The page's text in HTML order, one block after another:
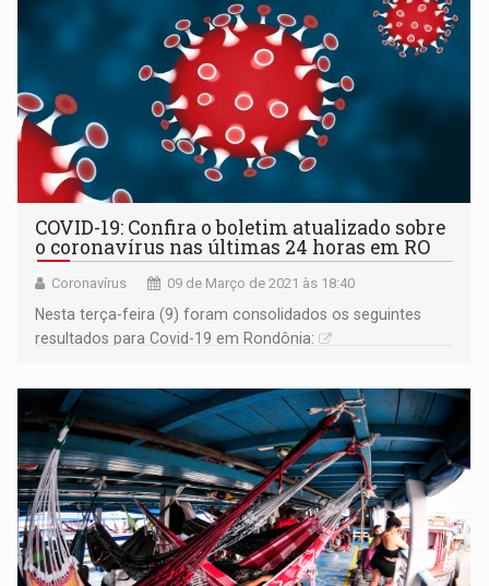
COVID-19: Confira o boletim atualizado sobre
o coronavírus nas últimas 24 horas em RO
Coronavírus 09 de Março de 2021 às 18:40
Nesta terça-feira (9) foram consolidados os seguintes
resultados para Covid-19 em Rondônia: